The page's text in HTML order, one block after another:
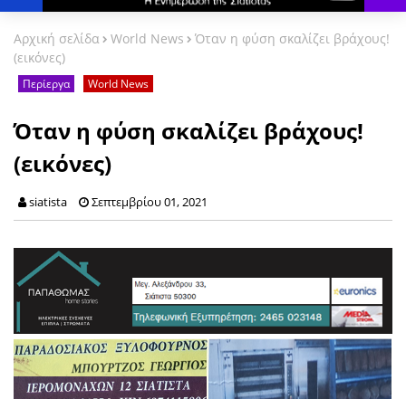
Αρχική σελίδα World News
Όταν η φύση σκαλίζει βράχους!
(εικόνες)
Περίεργα World News
Όταν η φύση σκαλίζει βράχους!
(εικόνες)
siatista Σεπτεμβρίου 01, 2021